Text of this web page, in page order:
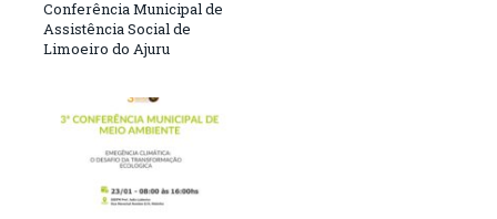
Conferência Municipal de
Assistência Social de
Limoeiro do Ajuru